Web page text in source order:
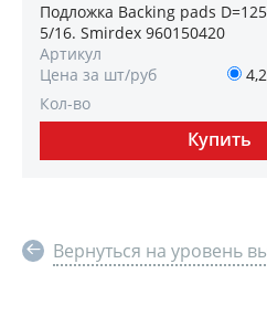
Подложка Backing pads
5/16. Smirdex 960150420
Артикул
Цена за шт/руб
Кол-во
Вернуться на уровень